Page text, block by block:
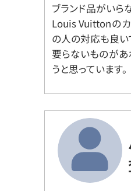
ブランド品がいら
Louis Vuittonの
の人の対応も良い
要らないものがあ
うと思っています。